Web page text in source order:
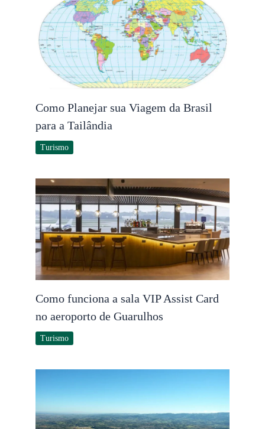
Como Planejar sua Viagem da Brasil
para a Tailândia
Turismo
Como funciona a sala VIP Assist Card
no aeroporto de Guarulhos
Turismo